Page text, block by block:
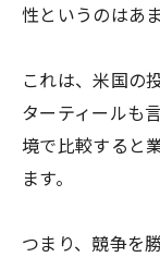
性というのはあ
これは、米国の
ターティールも
境で比較すると
ます。
つまり、競争を